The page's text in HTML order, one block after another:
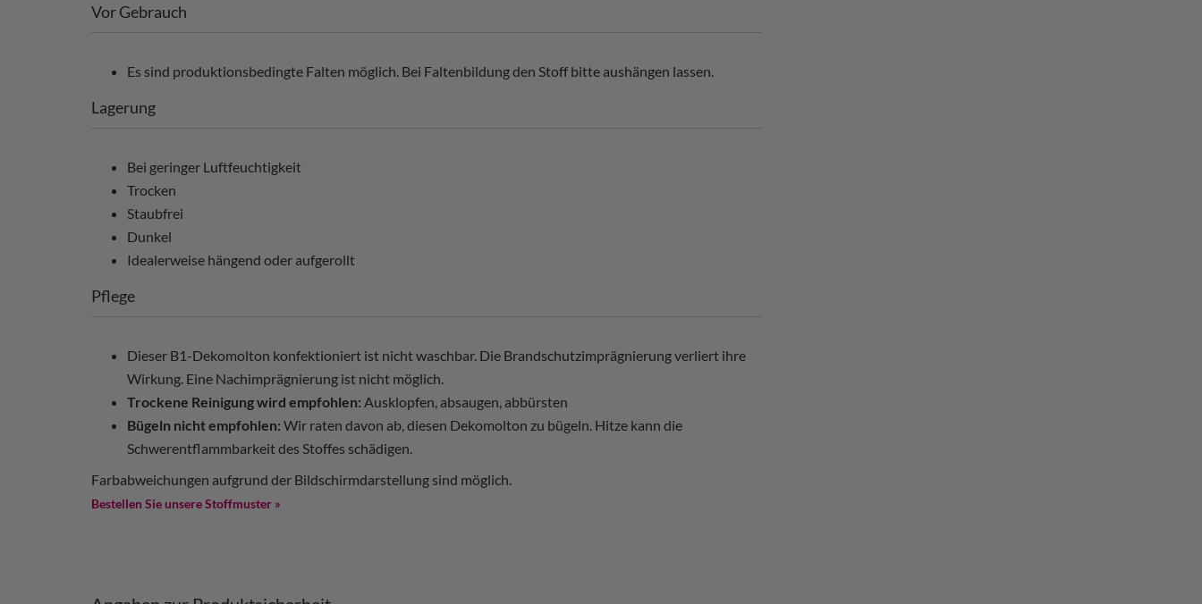
Vor Gebrauch
Es sind produktionsbedingte Falten möglich. Bei Faltenbildung den Stoff bitte aushängen lassen.
Lagerung
Bei geringer Luftfeuchtigkeit
Trocken
Staubfrei
Dunkel
Idealerweise hängend oder aufgerollt
Pflege
Dieser B1-Dekomolton konfektioniert ist nicht waschbar. Die Brandschutzimprägnierung verliert ihre
Wirkung. Eine Nachimprägnierung ist nicht möglich.
Trockene Reinigung wird empfohlen: Ausklopfen, absaugen, abbürsten
Bügeln nicht empfohlen: Wir raten davon ab, diesen Dekomolton zu bügeln. Hitze kann die
Schwerentflammbarkeit des Stoffes schädigen.
Farbabweichungen aufgrund der Bildschirmdarstellung sind möglich.
Bestellen Sie unsere Stoffmuster »